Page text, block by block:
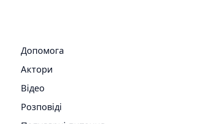
Допомога
Актори
Відео
Розповіді